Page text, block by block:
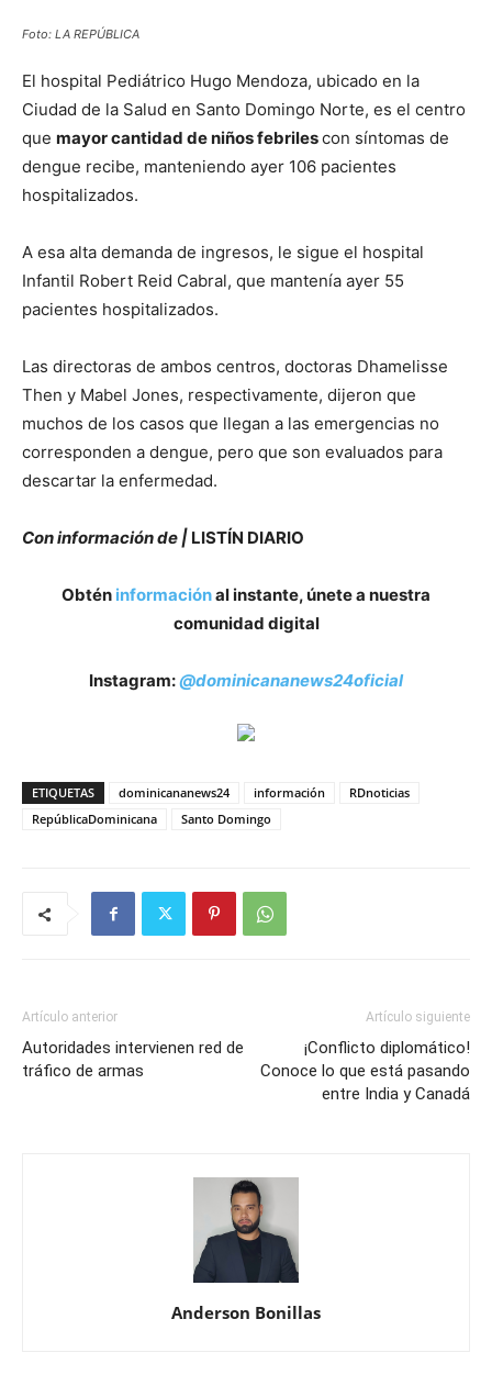
Foto: LA REPÚBLICA
El hospital Pediátrico Hugo Mendoza, ubicado en la
Ciudad de la Salud en Santo Domingo Norte, es el centro
que mayor cantidad de niños febrilescon síntomas de
dengue recibe, manteniendo ayer 106 pacientes
hospitalizados.
A esa alta demanda de ingresos, le sigue el hospital
Infantil Robert Reid Cabral, que mantenía ayer 55
pacientes hospitalizados.
Las directoras de ambos centros, doctoras Dhamelisse
Then y Mabel Jones, respectivamente, dijeron que
muchos de los casos que llegan a las emergencias no
corresponden a dengue, pero que son evaluados para
descartar la enfermedad.
Con información de | LISTÍN DIARIO
Obtén informaciónal instante, únete a nuestra
comunidad digital
Instagram:@dominicananews24oficial
ETIQUETAS dominicananews24 información
RDnoticias
RepúblicaDominicana
Santo Domingo
Artículo anterior
Autoridades intervienen red de
tráfico de armas
Artículo siguiente
¡Conflicto diplomático!
Conoce lo que está pasando
entre India y Canadá
Anderson Bonillas